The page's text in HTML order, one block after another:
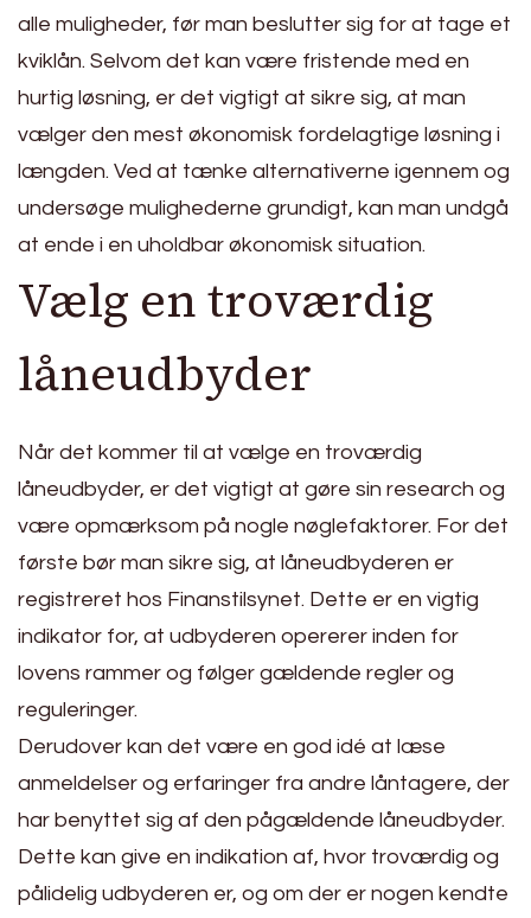
alle muligheder, før man beslutter sig for at tage et
kviklån. Selvom det kan være fristende med en
hurtig løsning, er det vigtigt at sikre sig, at man
vælger den mest økonomisk fordelagtige løsning i
længden. Ved at tænke alternativerne igennem og
undersøge mulighederne grundigt, kan man undgå
at ende i en uholdbar økonomisk situation.
Vælg en troværdig
låneudbyder
Når det kommer til at vælge en troværdig
låneudbyder, er det vigtigt at gøre sin research og
være opmærksom på nogle nøglefaktorer. For det
første bør man sikre sig, at låneudbyderen er
registreret hos Finanstilsynet. Dette er en vigtig
indikator for, at udbyderen opererer inden for
lovens rammer og følger gældende regler og
reguleringer.
Derudover kan det være en god idé at læse
anmeldelser og erfaringer fra andre låntagere, der
har benyttet sig af den pågældende låneudbyder.
Dette kan give en indikation af, hvor troværdig og
pålidelig udbyderen er, og om der er nogen kendte